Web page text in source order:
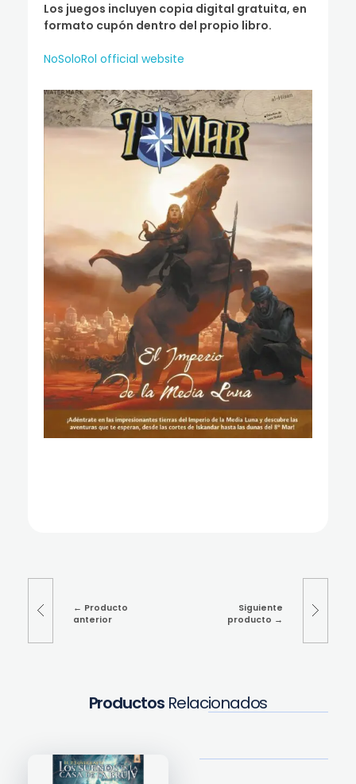
Los juegos incluyen copia digital gratuita, en
formato cupón dentro del propio libro.
NoSoloRol official website
Producto
anterior
Siguiente
producto
Productos Relacionados